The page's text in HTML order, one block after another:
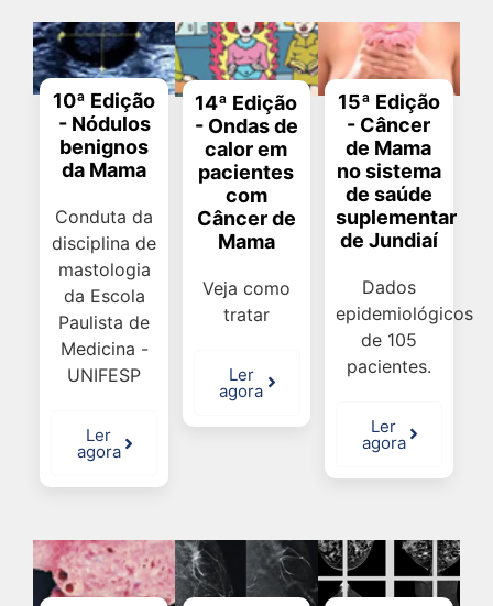
10ª Edição
- Nódulos
benignos
da Mama
Conduta da
disciplina de
mastologia
da Escola
Paulista de
Medicina -
UNIFESP
Ler
agora
14ª Edição
- Ondas de
calor em
pacientes
com
Câncer de
Mama
Veja como
tratar
Ler
agora
15ª Edição
- Câncer
de Mama
no sistema
de saúde
suplementar
de Jundiaí
Dados
epidemiológicos
de 105
pacientes.
Ler
agora